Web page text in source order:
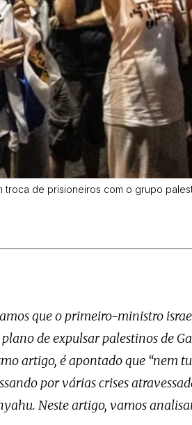
de prisioneiros com o grupo
que o primeiro-ministro
de expulsar palestinos de
artigo, é apontado que “nem
por várias crises
Neste artigo, vamos